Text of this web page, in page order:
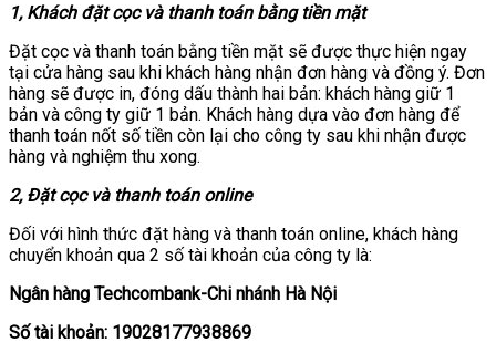
1, Khách đặt cọc và thanh toán bằng tiền mặt
Đặt cọc và thanh toán bằng tiền mặt sẽ được thực hiện ngay
tại cửa hàng sau khi khách hàng nhận đơn hàng và đồng ý. Đơn
hàng sẽ được in, đóng dấu thành hai bản: khách hàng giữ 1
bản và công ty giữ 1 bản. Khách hàng dựa vào đơn hàng để
thanh toán nốt số tiền còn lại cho công ty sau khi nhận được
hàng và nghiệm thu xong.
2, Đặt cọc và thanh toán online
Đối với hình thức đặt hàng và thanh toán online, khách hàng
chuyển khoản qua 2 số tài khoản của công ty là:
Ngân hàng Techcombank-Chi nhánh Hà Nội
Số tài khoản: 19028177938869